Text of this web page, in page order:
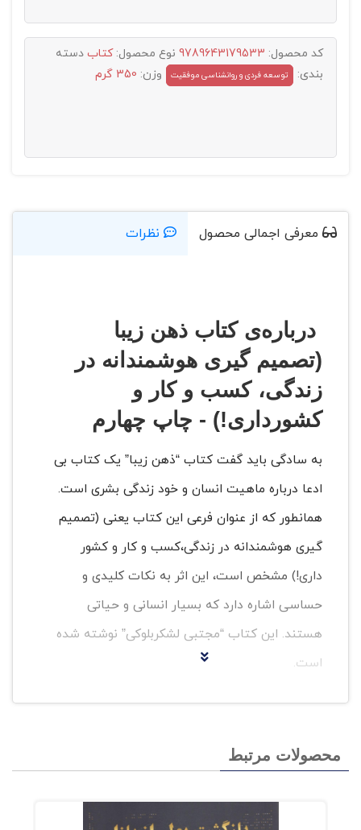
کد محصول: 9789643179533 نوع محصول:کتاب دسته
بندی:
توسعه فردی و روانشناسی موفقیت وزن: 350 گرم
معرفی اجمالی محصول نظرات
درباره‌ی کتاب ذهن زیبا
(تصمیم گیری هوشمندانه در
زندگی، کسب و کار و
کشورداری!) - چاپ چهارم
به سادگی باید گفت کتاب “ذهن زیبا” یک کتاب بی
ادعا درباره ماهیت انسان و خود زندگی بشری است.
همانطور که از عنوان فرعی این کتاب یعنی (تصمیم
گیری هوشمندانه در زندگی،کسب و کار و کشور
داری!) مشخص است، این اثر به نکات کلیدی و
حساسی اشاره دارد که بسیار انسانی و حیاتی
هستند. این کتاب “مجتبی لشکربلوکی” نوشته شده
است.
کتاب حاضر خواننده را به سفری جادویی در پیچ و
خم های ذهنش فرا می خواند و ایده ها و
محصولات مرتبط